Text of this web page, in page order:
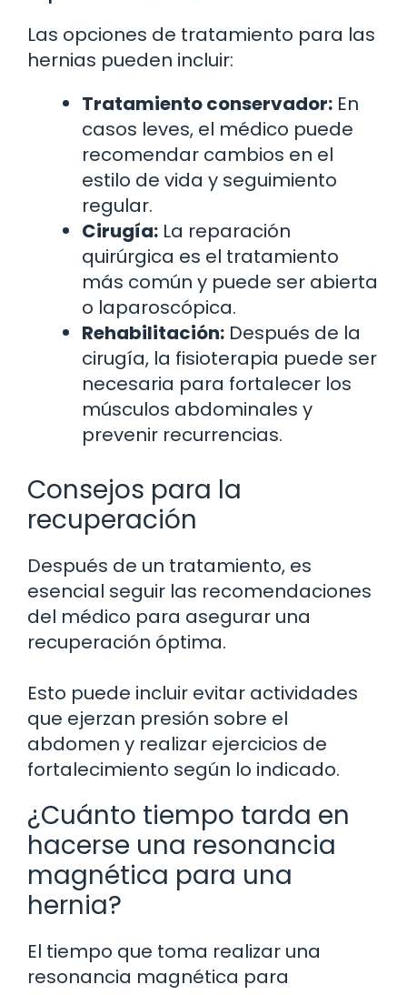
Las opciones de tratamiento para las
hernias pueden incluir:
Tratamiento conservador: En
casos leves, el médico puede
recomendar cambios en el
estilo de vida y seguimiento
regular.
Cirugía: La reparación
quirúrgica es el tratamiento
más común y puede ser abierta
o laparoscópica.
Rehabilitación: Después de la
cirugía, la fisioterapia puede ser
necesaria para fortalecer los
músculos abdominales y
prevenir recurrencias.
Consejos para la
recuperación
Después de un tratamiento, es
esencial seguir las recomendaciones
del médico para asegurar una
recuperación óptima.
Esto puede incluir evitar actividades
que ejerzan presión sobre el
abdomen y realizar ejercicios de
fortalecimiento según lo indicado.
¿Cuánto tiempo tarda en
hacerse una resonancia
magnética para una
hernia?
El tiempo que toma realizar una
resonancia magnética para